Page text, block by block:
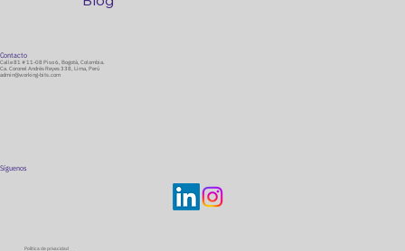
Contacto
Calle 81 # 11-08 Piso 6, Bogotá, Colombia.
Ca. Coronel Andrés Reyes 338, Lima, Perú
admin@working-bits.com
Síguenos
Política de privacidad